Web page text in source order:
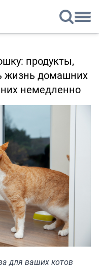
продукты,
жизнь домашних
немедленно
для ваших котов